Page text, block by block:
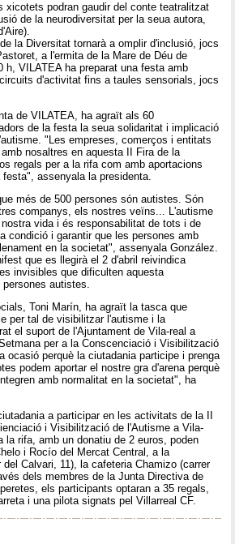
xicotets podran gaudir del conte teatralitzat
de la neurodiversitat per la seua autora,
la Diversitat tornarà a omplir d'inclusió, jocs
a l'ermita de la Mare de Déu de
h, VILATEA ha preparat una festa amb
d'activitat fins a taules sensorials, jocs
de VILATEA, ha agraït als 60
de la festa la seua solidaritat i implicació
"Les empreses, comerços i entitats
nosaltres en aquesta II Fira de la
regals per a la rifa com amb aportacions
assenyala la presidenta.
més de 500 persones són autistes. Són
companys, els nostres veïns... L'autisme
vida i és responsabilitat de tots i de
condició i garantir que les persones amb
en la societat", assenyala González.
que es llegirà el 2 d'abril reivindica
invisibles que dificulten aquesta
autistes.
Toni Marín, ha agraït la tasca que
per tal de visibilitzar l'autisme i la
el suport de l'Ajuntament de Vila-real a
per a la Conscenciació i Visibilització
ocasió perquè la ciutadania participe i prenga
podem aportar el nostre gra d'arena perquè
amb normalitat en la societat", ha
a participar en les activitats de la II
i Visibilització de l'Autisme a Vila-
la rifa, amb un donatiu de 2 euros, poden
i Rocío del Mercat Central, a la
Calvari, 11), la cafeteria Chamizo (carrer
dels membres de la Junta Directiva de
els participants optaran a 35 regals,
i una pilota signats pel Villarreal CF.